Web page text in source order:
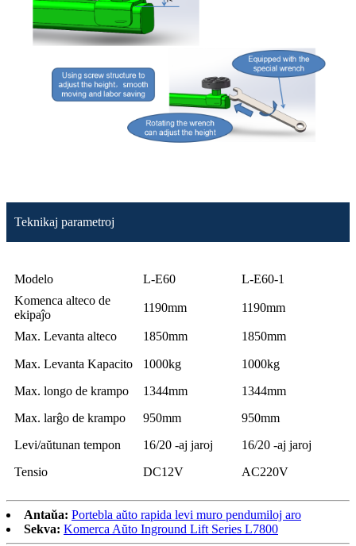
Teknikaj parametroj
Modelo L-E60
L-E60-1
Komenca alteco de
ekipaĵo
1190mm 1190mm
Max. Levanta alteco 1850mm 1850mm
Max. Levanta Kapacito 1000kg
1000kg
Max. longo de krampo
1344mm
1344mm
Max. larĝo de krampo
950mm
950mm
Levi/aŭtunan tempon
16/20 -aj jaroj
16/20 -aj jaroj
Tensio
DC12V AC220V
Antaŭa: Portebla aŭto rapida levi muro pendumiloj aro
Sekva: Komerca Aŭto Inground Lift Series L7800